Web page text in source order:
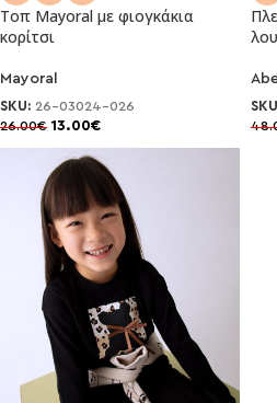
Τοπ Mayoral με φιογκάκια
κορίτσι
Mayoral
SKU: 26-03024-026
26.00€ 13.00€